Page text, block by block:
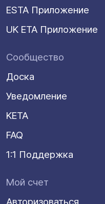
ESTA Приложение
UK ETA Приложение
Сообщество
Доска
Уведомление
KETA
FAQ
1:1 Поддержка
Мой счет